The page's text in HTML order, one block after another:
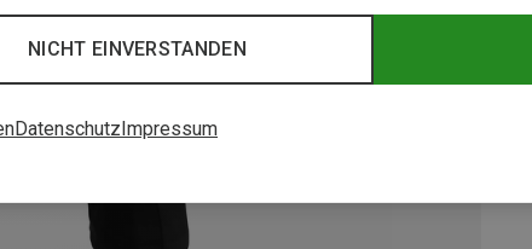
NICHT EINVERSTANDEN
DatenschutzImpressum